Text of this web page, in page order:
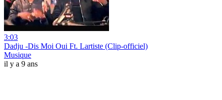
3:03
Dadju -Dis Moi Oui Ft. Lartiste (Clip-officiel)
Musique
il y a 9 ans